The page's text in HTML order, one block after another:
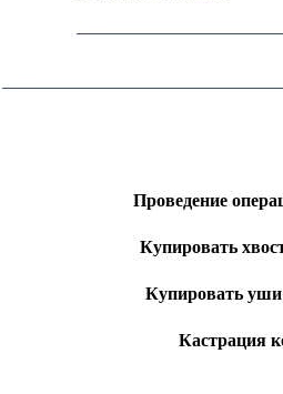
Проведение
Купировать
Купировать уши
Кастрация